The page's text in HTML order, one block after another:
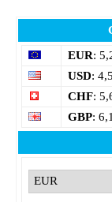
EUR:
USD:
CHF:
GBP: